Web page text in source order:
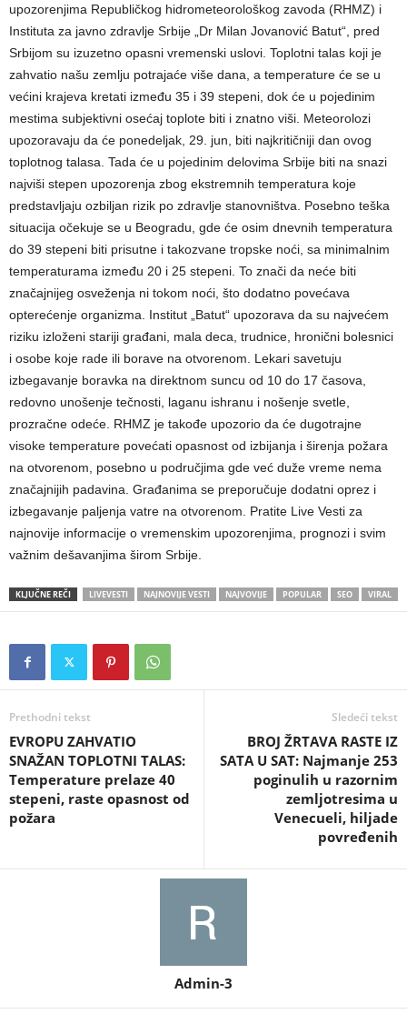
upozorenjima Republičkog hidrometeorološkog zavoda (RHMZ) i
Instituta za javno zdravlje Srbije „Dr Milan Jovanović Batut“, pred
Srbijom su izuzetno opasni vremenski uslovi. Toplotni talas koji je
zahvatio našu zemlju potrajaće više dana, a temperature će se u
većini krajeva kretati između 35 i 39 stepeni, dok će u pojedinim
mestima subjektivni osećaj toplote biti i znatno viši. Meteorolozi
upozoravaju da će ponedeljak, 29. jun, biti najkritičniji dan ovog
toplotnog talasa. Tada će u pojedinim delovima Srbije biti na snazi
najviši stepen upozorenja zbog ekstremnih temperatura koje
predstavljaju ozbiljan rizik po zdravlje stanovništva. Posebno teška
situacija očekuje se u Beogradu, gde će osim dnevnih temperatura
do 39 stepeni biti prisutne i takozvane tropske noći, sa minimalnim
temperaturama između 20 i 25 stepeni. To znači da neće biti
značajnijeg osveženja ni tokom noći, što dodatno povećava
opterećenje organizma. Institut „Batut“ upozorava da su najvećem
riziku izloženi stariji građani, mala deca, trudnice, hronični bolesnici
i osobe koje rade ili borave na otvorenom. Lekari savetuju
izbegavanje boravka na direktnom suncu od 10 do 17 časova,
redovno unošenje tečnosti, laganu ishranu i nošenje svetle,
prozračne odeće. RHMZ je takođe upozorio da će dugotrajne
visoke temperature povećati opasnost od izbijanja i širenja požara
na otvorenom, posebno u područjima gde već duže vreme nema
značajnijih padavina. Građanima se preporučuje dodatni oprez i
izbegavanje paljenja vatre na otvorenom. Pratite Live Vesti za
najnovije informacije o vremenskim upozorenjima, prognozi i svim
važnim dešavanjima širom Srbije.
KLJUČNE REČI LIVEVESTI NAJNOVIJE VESTI NAJVOVIJE POPULAR SEO VIRAL
Prethodni tekst
EVROPU ZAHVATIO
SNAŽAN TOPLOTNI TALAS:
Temperature prelaze 40
stepeni, raste opasnost od
požara
Sledeći tekst
BROJ ŽRTAVA RASTE IZ
SATA U SAT: Najmanje 253
poginulih u razornim
zemljotresima u
Venecueli, hiljade
povređenih
Admin-3